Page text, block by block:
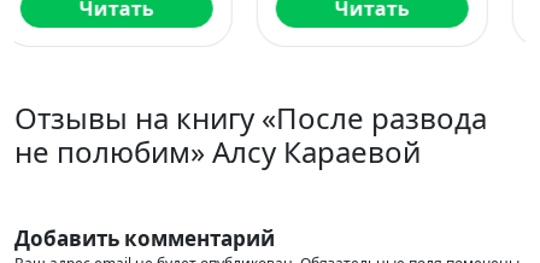
Читать Читать
Отзывы на книгу «После развода
не полюбим» Алсу Караевой
Добавить комментарий